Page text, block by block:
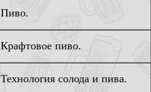
Пиво.
Крафтовое пиво.
Технология солода и пива.